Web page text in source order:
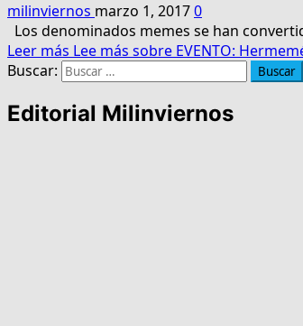
milinviernos marzo 1, 20170
Los denominados memes se han
Leer más Lee más sobre EVENTO:
Buscar:
Editorial Milinviernos